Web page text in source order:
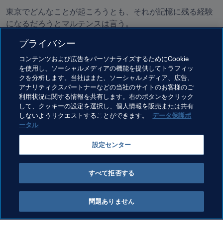
東京でどんなことが起ころうとも、それが記憶に残る経験
になるだろうとマルテンスは言う。
「本当に特別な大会になると思います。すべての瞬間、す
べての試合を楽しむつもりです。特別な思い出になること
を願っています」
Related Topics
Netherlands UEFA
プライバシー
コンテンツおよび広告をパーソナライズするためにCookie
を使用し、ソーシャルメディアの機能を提供してトラフィッ
クを分析します。当社はまた、ソーシャルメディア、広告、
アナリティクスパートナーなどの当社のサイトのお客様のご
利用状況に関する情報を共有します。右のボタンをクリック
して、クッキーの設定を選択し、個人情報を販売または共有
しないようリクエストすることができます。
データ保護ポ
ータル
設定センター
すべて拒否する
問題ありません